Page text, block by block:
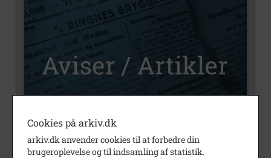
Nummer
Type
Aviser og artikler
Cookies på arkiv.dk
arkiv.dk anvender cookies til at forbedre din
brugeroplevelse og til indsamling af statistik.